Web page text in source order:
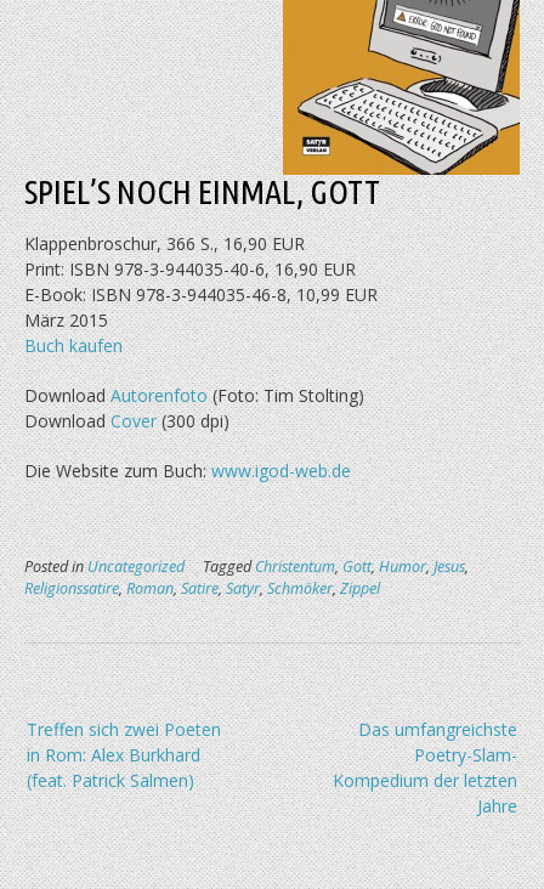
SPIEL’S NOCH EINMAL, GOTT
Klappenbroschur, 366 S., 16,90 EUR
Print: ISBN 978-3-944035-40-6, 16,90 EUR
E-Book: ISBN 978-3-944035-46-8, 10,99 EUR
März 2015
Buch kaufen
DownloadAutorenfoto(Foto: Tim Stolting)
DownloadCover(300 dpi)
Die Website zum Buch:www.igod-web.de
Posted inUncategorized TaggedChristentum,Gott,Humor,Jesus,
Religionssatire,Roman,Satire,Satyr,Schmöker,Zippel
Beitragsnavigation
Das umfangreichste
Poetry-Slam-
Kompedium der letzten
Jahre
Treffen sich zwei Poeten
in Rom: Alex Burkhard
(feat. Patrick Salmen)